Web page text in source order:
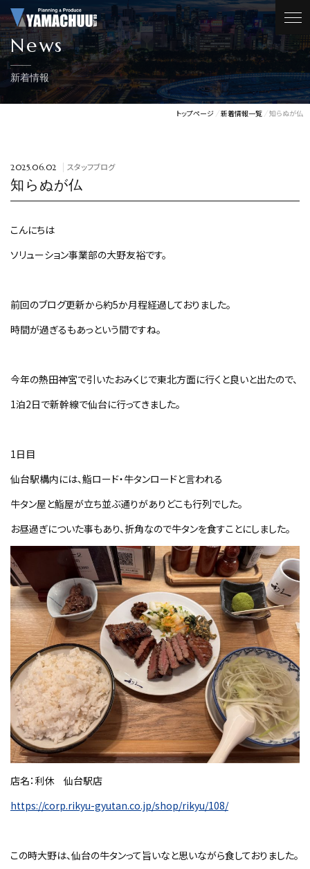
News
新着情報
トップページ 新着情報一覧 知らぬが仏
2025.06.02 スタッフブログ
知らぬが仏
こんにちは
ソリューション事業部の大野友裕です。
前回のブログ更新から約5か月程経過しておりました。
時間が過ぎるもあっという間ですね。
今年の熱田神宮で引いたおみくじで東北方面に行くと良いと出たので、
1泊2日で新幹線で仙台に行ってきました。
1日目
仙台駅構内には、鮨ロード・牛タンロードと言われる
牛タン屋と鮨屋が立ち並ぶ通りがありどこも行列でした。
お昼過ぎについた事もあり、折角なので牛タンを食すことにしました。
店名：利休 仙台駅店
https://corp.rikyu-gyutan.co.jp/shop/rikyu/108/
この時大野は、仙台の牛タンって旨いなと思いながら食しておりました。